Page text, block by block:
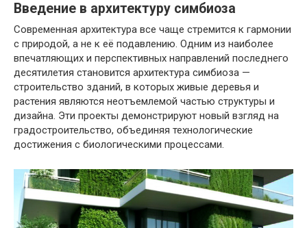
Введение в архитектуру симбиоза
Современная архитектура все чаще стремится к гармонии
с природой, а не к её подавлению. Одним из наиболее
впечатляющих и перспективных направлений последнего
десятилетия становится архитектура симбиоза —
строительство зданий, в которых живые деревья и
растения являются неотъемлемой частью структуры и
дизайна. Эти проекты демонстрируют новый взгляд на
градостроительство, объединяя технологические
достижения с биологическими процессами.